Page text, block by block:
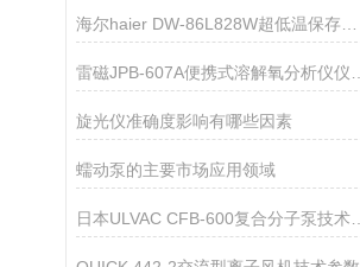
旋光仪准确度影响有哪些因素
蠕动泵的主要市场应用领域
日本ULVAC CFB-600复合分子泵技术参数